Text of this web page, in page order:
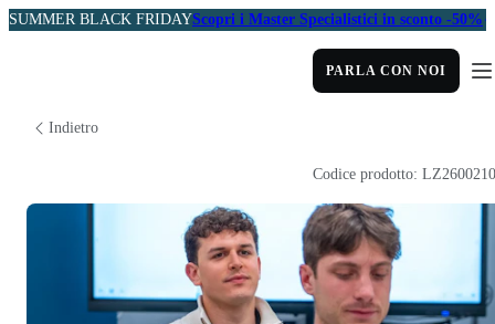
SUMMER BLACK FRIDAYScopri i Master Specialistici in sconto -50%
PARLA CON NOI
Indietro
Codice prodotto: